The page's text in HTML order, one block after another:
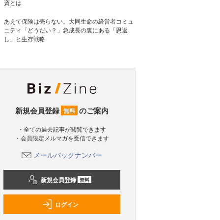
資とは
あえて保険は売らない。大同生命の経営者コミュ
ニティ「どうだい？」急成長の裏にある「恩返
し」と生存戦略
新規会員登録 無料 のご案内
・全ての過去記事が閲覧できます
・会員限定メルマガを受信できます
メールバックナンバー
新規会員登録 無料
ログイン